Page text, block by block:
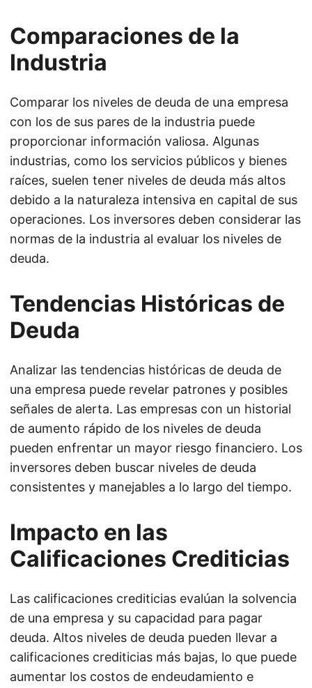
Comparaciones de la
Industria
Comparar los niveles de deuda de una empresa
con los de sus pares de la industria puede
proporcionar información valiosa. Algunas
industrias, como los servicios públicos y bienes
raíces, suelen tener niveles de deuda más altos
debido a la naturaleza intensiva en capital de sus
operaciones. Los inversores deben considerar las
normas de la industria al evaluar los niveles de
deuda.
Tendencias Históricas de
Deuda
Analizar las tendencias históricas de deuda de
una empresa puede revelar patrones y posibles
señales de alerta. Las empresas con un historial
de aumento rápido de los niveles de deuda
pueden enfrentar un mayor riesgo financiero. Los
inversores deben buscar niveles de deuda
consistentes y manejables a lo largo del tiempo.
Impacto en las
Calificaciones Crediticias
Las calificaciones crediticias evalúan la solvencia
de una empresa y su capacidad para pagar
deuda. Altos niveles de deuda pueden llevar a
calificaciones crediticias más bajas, lo que puede
aumentar los costos de endeudamiento e